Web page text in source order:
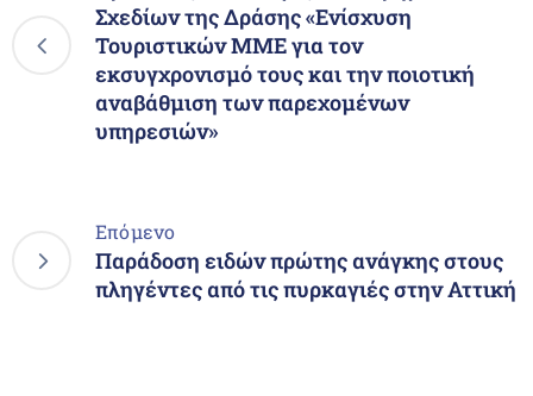
Σχεδίων της Δράσης «Ενίσχυση
Τουριστικών ΜΜΕ για τον
εκσυγχρονισμό τους και την ποιοτική
αναβάθμιση των παρεχομένων
υπηρεσιών»
Επόμενο
Παράδοση ειδών πρώτης ανάγκης στους
πληγέντες από τις πυρκαγιές στην Αττική